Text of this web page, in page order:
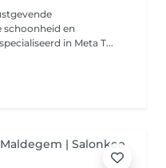
schoonheid en
centraal staan. Gespecialiseerd in Meta T...